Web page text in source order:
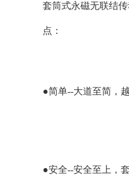
套筒式永磁无联结
点：
●简单--大道至简，
●安全--安全至上，